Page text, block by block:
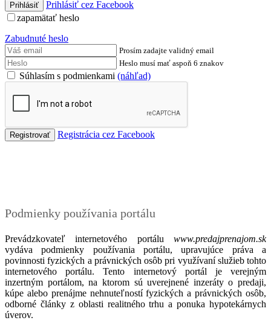
Prihlásiť cez Facebook
zapamätať heslo
Zabudnuté heslo
Prosím zadajte validný email
Heslo musí mať aspoň 6 znakov
Súhlasím s podmienkami (náhľad)
Registrácia cez Facebook
Podmienky používania portálu
Prevádzkovateľ internetového portálu www.predajprenajom.sk
vydáva podmienky používania portálu, upravujúce práva a
povinnosti fyzických a právnických osôb pri využívaní služieb tohto
internetového portálu. Tento internetový portál je verejným
inzertným portálom, na ktorom sú uverejnené inzeráty o predaji,
kúpe alebo prenájme nehnuteľností fyzických a právnických osôb,
odborné články z oblasti realitného trhu a ponuka hypotekárnych
úverov.